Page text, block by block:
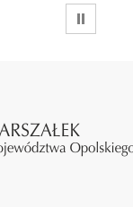
WSTRZYMAJ